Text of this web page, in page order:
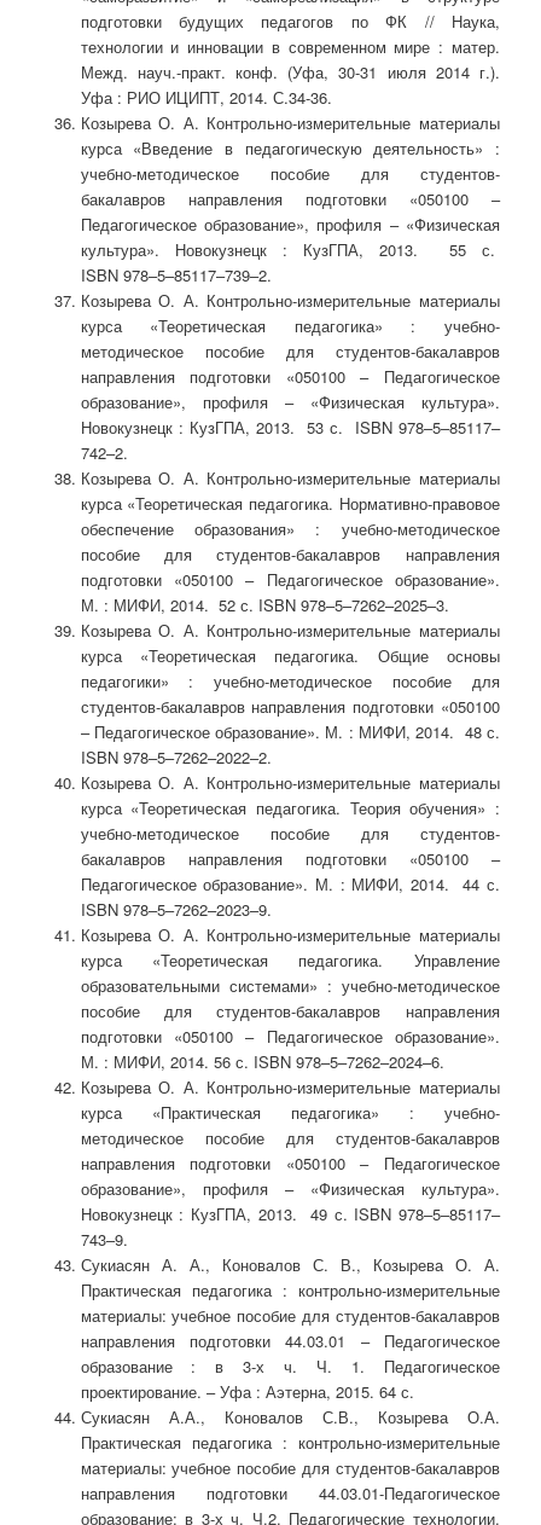
подготовки будущих педагогов по ФК // Наука,
технологии и инновации в современном мире : матер.
Межд. науч.-практ. конф. (Уфа, 30-31 июля 2014 г.).
Уфа : РИО ИЦИПТ, 2014. С.34-36.
Козырева О. А. Контрольно-измерительные материалы
курса «Введение в педагогическую деятельность» :
учебно-методическое пособие для студентов-
бакалавров направления подготовки «050100 –
Педагогическое образование», профиля – «Физическая
культура». Новокузнецк : КузГПА, 2013. 55 с.
ISBN 978–5–85117–739–2.
Козырева О. А. Контрольно-измерительные материалы
курса «Теоретическая педагогика» : учебно-
методическое пособие для студентов-бакалавров
направления подготовки «050100 – Педагогическое
образование», профиля – «Физическая культура».
Новокузнецк : КузГПА, 2013. 53 с. ISBN 978–5–85117–
742–2.
Козырева О. А. Контрольно-измерительные материалы
курса «Теоретическая педагогика. Нормативно-правовое
обеспечение образования» : учебно-методическое
пособие для студентов-бакалавров направления
подготовки «050100 – Педагогическое образование».
М. : МИФИ, 2014. 52 с. ISBN 978–5–7262–2025–3.
Козырева О. А. Контрольно-измерительные материалы
курса «Теоретическая педагогика. Общие основы
педагогики» : учебно-методическое пособие для
студентов-бакалавров направления подготовки «050100
– Педагогическое образование». М. : МИФИ, 2014. 48 с.
ISBN 978–5–7262–2022–2.
Козырева О. А. Контрольно-измерительные материалы
курса «Теоретическая педагогика. Теория обучения» :
учебно-методическое пособие для студентов-
бакалавров направления подготовки «050100 –
Педагогическое образование». М. : МИФИ, 2014. 44 с.
ISBN 978–5–7262–2023–9.
Козырева О. А. Контрольно-измерительные материалы
курса «Теоретическая педагогика. Управление
образовательными системами» : учебно-методическое
пособие для студентов-бакалавров направления
подготовки «050100 – Педагогическое образование».
М. : МИФИ, 2014. 56 с. ISBN 978–5–7262–2024–6.
Козырева О. А. Контрольно-измерительные материалы
курса «Практическая педагогика» : учебно-
методическое пособие для студентов-бакалавров
направления подготовки «050100 – Педагогическое
образование», профиля – «Физическая культура».
Новокузнецк : КузГПА, 2013. 49 с. ISBN 978–5–85117–
743–9.
Сукиасян А. А., Коновалов С. В., Козырева О. А.
Практическая педагогика : контрольно-измерительные
материалы: учебное пособие для студентов-бакалавров
направления подготовки 44.03.01 – Педагогическое
образование : в 3-х ч. Ч. 1. Педагогическое
проектирование. – Уфа : Аэтерна, 2015. 64 с.
Сукиасян А.А., Коновалов С.В., Козырева О.А.
Практическая педагогика : контрольно-измерительные
материалы: учебное пособие для студентов-бакалавров
направления подготовки 44.03.01-Педагогическое
образование: в 3-х ч. Ч.2. Педагогические технологии.